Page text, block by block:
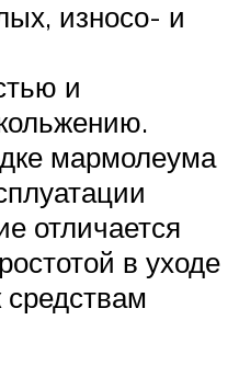
износо- и
и
мармолеума
отличается
в уходе